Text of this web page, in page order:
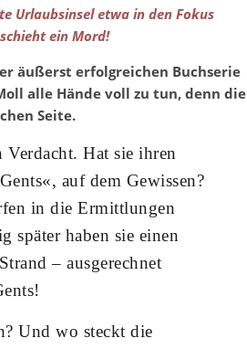
Urlaubsinsel etwa in den Fokus
ein Mord!
äußerst erfolgreichen Buchserie
alle Hände voll zu tun, denn die
Seite.
Hat sie ihren
auf dem Gewissen?
in die Ermittlungen
später haben sie einen
– ausgerechnet
Und wo steckt die